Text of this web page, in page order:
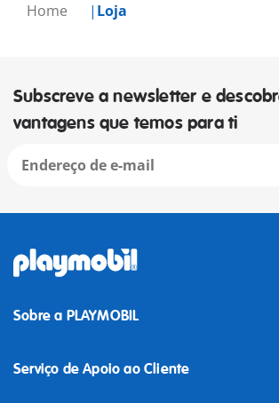
Home Loja
Subscreve a newsletter e
vantagens que temos para ti
Sobre a PLAYMOBIL
Serviço de Apoio ao Cliente